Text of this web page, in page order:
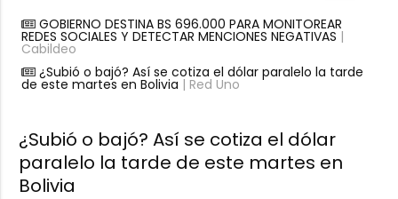
GOBIERNO DESTINA BS 696.000 PARA MONITOREAR
REDES SOCIALES Y DETECTAR MENCIONES NEGATIVAS |
Cabildeo
¿Subió o bajó? Así se cotiza el dólar paralelo la tarde
de este martes en Bolivia | Red Uno
¿Subió o bajó? Así se cotiza el dólar
paralelo la tarde de este martes en
Bolivia